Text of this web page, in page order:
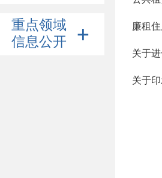
重点领域
信息公开
廉租
关于
关于